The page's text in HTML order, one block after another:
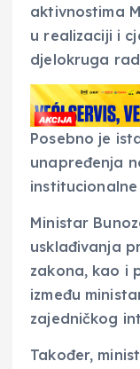
aktivnostima
u realizaciji i
djelokruga
Posebno je
unapređenja
Ministar
usklađivanja
zakona, kao i
između
zajedničkog
Također,